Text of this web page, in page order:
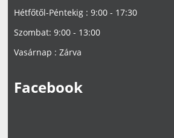
Hétfőtől-Péntekig : 9:00 - 17:30
Szombat: 9:00 - 13:00
Vasárnap : Zárva
Facebook